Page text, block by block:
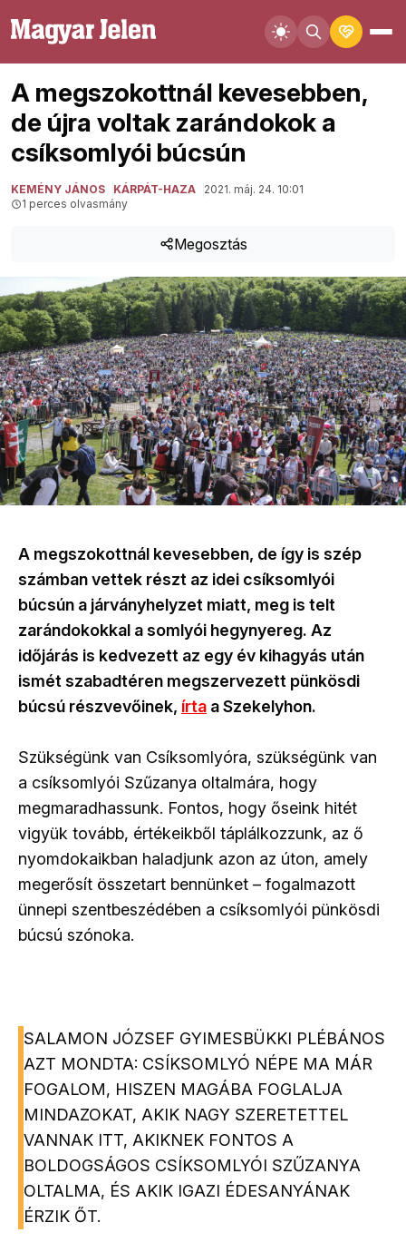
A megszokottnál kevesebben,
de újra voltak zarándokok a
csíksomlyói búcsún
KEMÉNY JÁNOS KÁRPÁT-HAZA
2021. máj. 24. 10:01
1 perces olvasmány
Megosztás
A megszokottnál kevesebben, de így is szép
számban vettek részt az idei csíksomlyói
búcsún a járványhelyzet miatt, meg is telt
zarándokokkal a somlyói hegynyereg. Az
időjárás is kedvezett az egy év kihagyás után
ismét szabadtéren megszervezett pünkösdi
búcsú részvevőinek, írta a Szekelyhon.
Szükségünk van Csíksomlyóra, szükségünk van
a csíksomlyói Szűzanya oltalmára, hogy
megmaradhassunk. Fontos, hogy őseink hitét
vigyük tovább, értékeikből táplálkozzunk, az ő
nyomdokaikban haladjunk azon az úton, amely
megerősít összetart bennünket – fogalmazott
ünnepi szentbeszédében a csíksomlyói pünkösdi
búcsú szónoka.
SALAMON JÓZSEF GYIMESBÜKKI PLÉBÁNOS
AZT MONDTA: CSÍKSOMLYÓ NÉPE MA MÁR
FOGALOM, HISZEN MAGÁBA FOGLALJA
MINDAZOKAT, AKIK NAGY SZERETETTEL
VANNAK ITT, AKIKNEK FONTOS A
BOLDOGSÁGOS CSÍKSOMLYÓI SZŰZANYA
OLTALMA, ÉS AKIK IGAZI ÉDESANYÁNAK
ÉRZIK ŐT.